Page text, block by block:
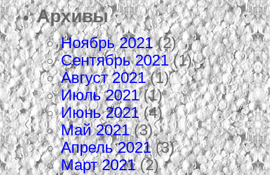
Архивы
Ноябрь 2021(2)
Сентябрь 2021(1)
Август 2021(1)
Июль 2021(1)
Июнь 2021(4)
Май 2021(3)
Апрель 2021(3)
Март 2021(2)